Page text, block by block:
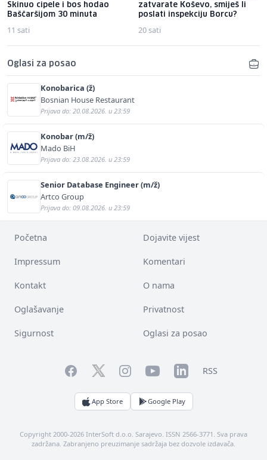
Skinuo cipele i bos hodao
Baščaršijom 30 minuta
11 sati
zatvarate Koševo, smiješ li
poslati inspekciju Borcu?
20 sati
Oglasi za posao
Konobarica (ž)
Bosnian House Restaurant
Prijava do: 20.08.2026. u 23:59
Konobar (m/ž)
Mado BiH
Prijava do: 23.08.2026. u 23:59
Senior Database Engineer (m/ž)
Artco Group
Prijava do: 09.08.2026. u 23:59
Početna Dojavite vijest
Impressum Komentari
Kontakt O nama
Oglašavanje Privatnost
Sigurnost Oglasi za posao
FacebookTwitterInstagramYouTubeLinkedInRSS
App Store Google Play
Copyright 2000-2026 InterSoft d.o.o. Sarajevo. ISSN 2566-3771. Sva prava
zadržana. Zabranjeno preuzimanje sadržaja bez dozvole izdavača.